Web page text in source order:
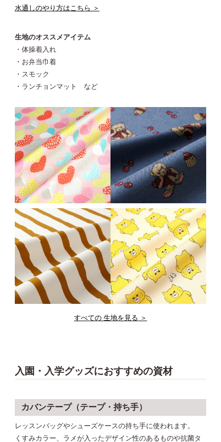
水通しのやり方はこちら ＞
生地のオススメアイテム
・体操着入れ
・お弁当巾着
・スモック
・ランチョンマット など
すべての 生地を見る ＞
入園・入学グッズにおすすめの資材
カバンテープ（テープ・持ち手）
レッスンバッグやシューズケースの持ち手に使われます。
くすみカラー、ラメが入ったデザイン性のあるものや抗菌タ